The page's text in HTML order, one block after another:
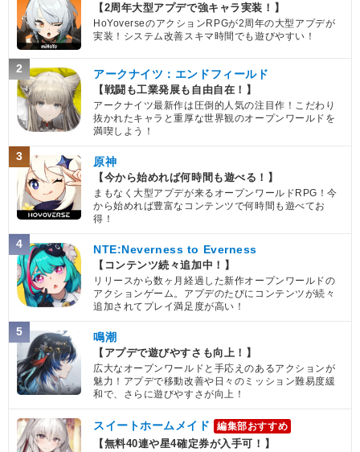
【2周年大型アプデで強キャラ実装！】
HoYoverseのアクションRPGが2周年の大型アプデが
実装！システム改善スキマ時間でも遊びやすい！
2 アークナイツ：エンドフィールド
【戦闘も工業発展も自由自在！】
アークナイツ最新作は圧倒的人気の注目作！こだわり
抜かれたキャラと重厚な世界観のオープンワールドを
満喫しよう！
3 原神
【今から始めれば何時間も遊べる！】
まもなく大型アプデが来るオープンワールドRPG！今
から始めれば豊富なコンテンツで何時間も遊べてお
得！
4 NTE:Neverness to Everness
【コンテンツ続々追加中！】
リリースから数ヶ月経過した新作オープンワールドの
アクションゲーム。アプデのたびにコンテンツが続々
追加されてプレイ満足度が高い！
5 鳴潮
【アプデで遊びやすさも向上！】
広大なオープンワールドと手応えのあるアクションが
魅力！アプデで移動改善や日々のミッション難易度緩
和で、さらに遊びやすさが向上！
スイートホームメイド 編集部おすすめ
【無料40連や星4確定券が入手可！】